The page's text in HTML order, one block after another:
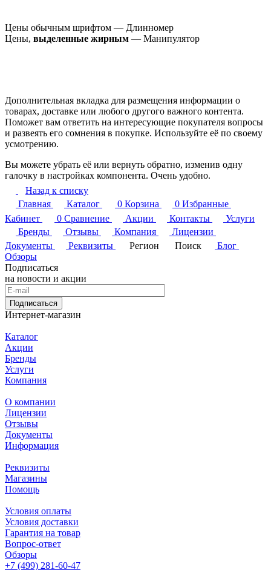
Цены обычным шрифтом — Длинномер
Цены, выделенные жирным — Манипулятор
Дополнительная вкладка для размещения информации о
товарах, доставке или любого другого важного контента.
Поможет вам ответить на интересующие покупателя вопросы
и развеять его сомнения в покупке. Используйте её по своему
усмотрению.
Вы можете убрать её или вернуть обратно, изменив одну
галочку в настройках компонента. Очень удобно.
Назад к списку
Главная
Каталог 0 Корзина 0 Избранные
Кабинет
0 Сравнение Акции Контакты
Услуги
Бренды
Отзывы Компания
Лицензии
Документы
Реквизиты Регион Поиск
Блог
Обзоры
Подписаться
на новости и акции
Подписаться
Интернет-магазин
Каталог
Акции
Бренды
Услуги
Компания
О компании
Лицензии
Отзывы
Документы
Информация
Реквизиты
Магазины
Помощь
Условия оплаты
Условия доставки
Гарантия на товар
Вопрос-ответ
Обзоры
+7 (499) 281-60-47